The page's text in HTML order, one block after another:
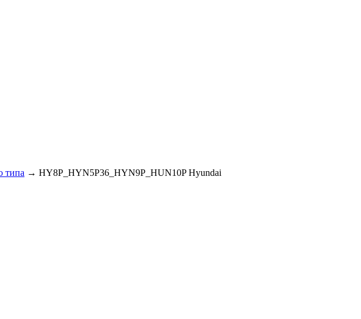
типа → HY8P_HYN5P36_HYN9P_HUN10P Hyundai